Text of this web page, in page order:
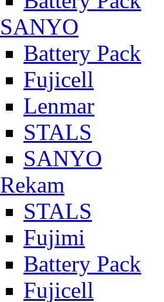
SANYO
Battery Pack
Fujicell
Lenmar
STALS
SANYO
Rekam
STALS
Fujimi
Battery Pack
Fujicell